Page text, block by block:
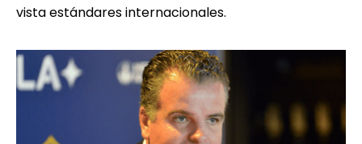
vista estándares internacionales.